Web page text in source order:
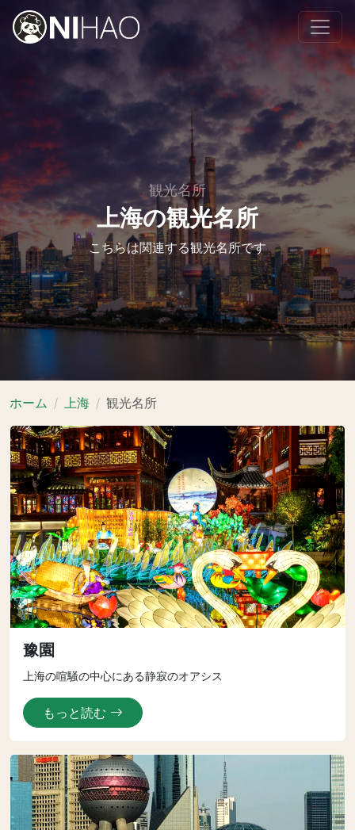
観光名所
上海の観光名所
こちらは関連する観光名所です
ホーム 上海 観光名所
豫園
上海の喧騒の中心にある静寂のオアシス
もっと読む